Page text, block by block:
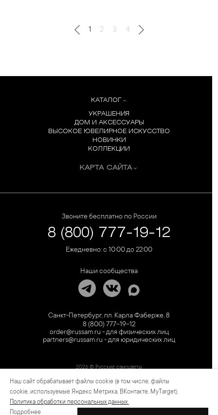
1 2 3 4
КАТАЛОГ
УКРАШЕНИЯ
ДОМ И АКСЕССУАРЫ
ВЫСОКОЕ ЮВЕЛИРНОЕ ИСКУССТВО
НОВИНКИ
КОЛЛЕКЦИИ
КАРТА САЙТА
Звоните бесплатно по России
8 (800) 777-19-12
Ежедневно: с 10:00 до 22:00
Наши сообщества
Санкт-Петербург, пл. Карла Фаберже, 8
8 (800) 777-19-12
order@russam.ru - для физических лиц
partners@russam.ru - для юридических лиц
2026 © Русские самоцветы
Предложение не является публичной офертой. Цены на сайте и в розничной сети
могут отличаться. Информация на сайте о товаре носит рекламный характер и
расценивается как приглашение делать оферты на основании п.1 ст. 437
Гражданского кодекса РФ.
Наш сайт обрабатывает файлы cookie (в том числе, файлы
cookie, используемые Яндекс Метрика, ВКонтакте, MyTarget).
Политика обработки персональных данных .
Подробнее